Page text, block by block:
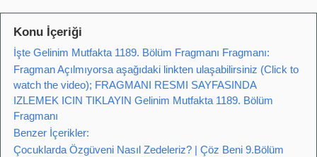
Konu İçeriği
İşte Gelinim Mutfakta 1189. Bölüm Fragmanı Fragmanı:
Fragman Açılmıyorsa aşağıdaki linkten ulaşabilirsiniz (Click to
watch the video); FRAGMANI RESMI SAYFASINDA
IZLEMEK ICIN TIKLAYIN Gelinim Mutfakta 1189. Bölüm
Fragmanı
Benzer İçerikler:
Çocuklarda Özgüveni Nasıl Zedeleriz? | Çöz Beni 9.Bölüm